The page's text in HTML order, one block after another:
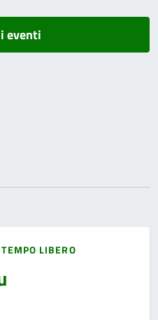
eventi
LIBERO